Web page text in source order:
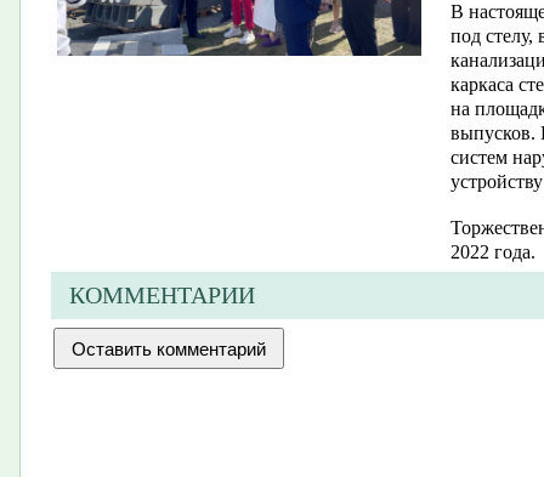
В
под стелу,
каркаса
на
выпусков.
систем
2022 года.
КОММЕНТАРИИ